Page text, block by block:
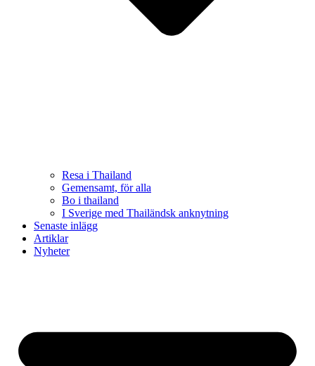
Resa i Thailand
Gemensamt, för alla
Bo i thailand
I Sverige med Thailändsk anknytning
Senaste inlägg
Artiklar
Nyheter